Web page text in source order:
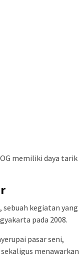
memiliki daya tarik
sebuah kegiatan yang
pada 2008.
pasar seni,
menawarkan